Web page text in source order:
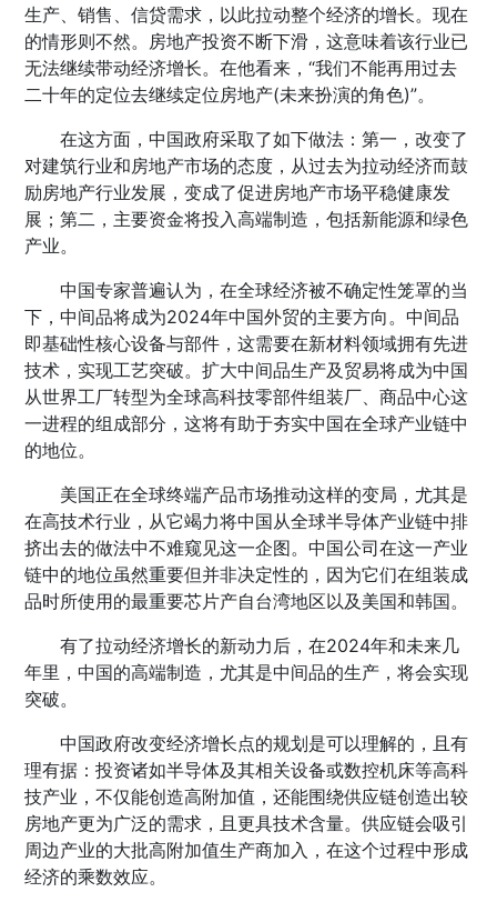
生产、销售、信贷需求，以此拉动整个经济的增长。现在
的情形则不然。房地产投资不断下滑，这意味着该行业已
无法继续带动经济增长。在他看来，“我们不能再用过去
二十年的定位去继续定位房地产(未来扮演的角色)”。
在这方面，中国政府采取了如下做法：第一，改变了
对建筑行业和房地产市场的态度，从过去为拉动经济而鼓
励房地产行业发展，变成了促进房地产市场平稳健康发
展；第二，主要资金将投入高端制造，包括新能源和绿色
产业。
中国专家普遍认为，在全球经济被不确定性笼罩的当
下，中间品将成为2024年中国外贸的主要方向。中间品
即基础性核心设备与部件，这需要在新材料领域拥有先进
技术，实现工艺突破。扩大中间品生产及贸易将成为中国
从世界工厂转型为全球高科技零部件组装厂、商品中心这
一进程的组成部分，这将有助于夯实中国在全球产业链中
的地位。
美国正在全球终端产品市场推动这样的变局，尤其是
在高技术行业，从它竭力将中国从全球半导体产业链中排
挤出去的做法中不难窥见这一企图。中国公司在这一产业
链中的地位虽然重要但并非决定性的，因为它们在组装成
品时所使用的最重要芯片产自台湾地区以及美国和韩国。
有了拉动经济增长的新动力后，在2024年和未来几
年里，中国的高端制造，尤其是中间品的生产，将会实现
突破。
中国政府改变经济增长点的规划是可以理解的，且有
理有据：投资诸如半导体及其相关设备或数控机床等高科
技产业，不仅能创造高附加值，还能围绕供应链创造出较
房地产更为广泛的需求，且更具技术含量。供应链会吸引
周边产业的大批高附加值生产商加入，在这个过程中形成
经济的乘数效应。